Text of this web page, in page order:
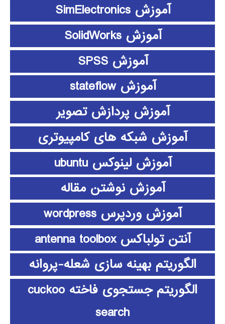
آموزش SimElectronics
آموزش SolidWorks
آموزش SPSS
آموزش stateflow
آموزش پردازش تصویر
آموزش شبکه های کامپیوتری
آموزش لینوکس ubuntu
آموزش نوشتن مقاله
آموزش وردپرس wordpress
آنتن تولباکس antenna toolbox
الگوریتم بهینه سازی شعله-پروانه
الگوریتم جستجوی فاخته cuckoo
search